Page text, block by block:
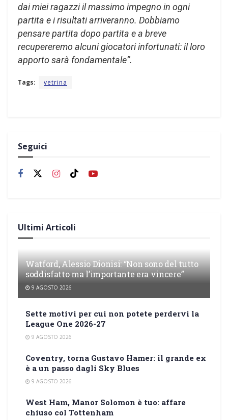
dai miei ragazzi il massimo impegno in ogni
partita e i risultati arriveranno. Dobbiamo
pensare partita dopo partita e a breve
recupereremo alcuni giocatori infortunati: il loro
apporto sarà fondamentale”.
Tags: vetrina
Seguici
Ultimi Articoli
Watford, Alessio Dionisi: “Non sono del tutto
soddisfatto ma l’importante era vincere”
9 AGOSTO 2026
Sette motivi per cui non potete perdervi la
League One 2026-27
9 AGOSTO 2026
Coventry, torna Gustavo Hamer: il grande ex
è a un passo dagli Sky Blues
9 AGOSTO 2026
West Ham, Manor Solomon è tuo: affare
chiuso col Tottenham